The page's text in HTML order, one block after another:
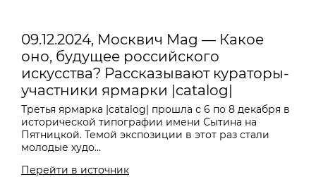
09.12.2024, Москвич Mag — Какое
оно, будущее российского
искусства? Рассказывают кураторы-
участники ярмарки |catalog|
Третья ярмарка |catalog| прошла с 6 по 8 декабря в
исторической типографии имени Сытина на
Пятницкой. Темой экспозиции в этот раз стали
молодые худо...
Перейти в источник